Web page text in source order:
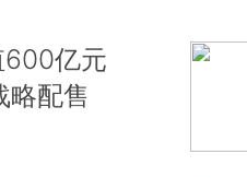
600亿元
略配售